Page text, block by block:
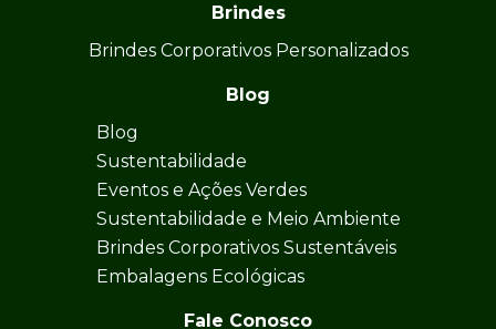
Brindes
Brindes Corporativos Personalizados
Blog
Blog
Sustentabilidade
Eventos e Ações Verdes
Sustentabilidade e Meio Ambiente
Brindes Corporativos Sustentáveis
Embalagens Ecológicas
Fale Conosco